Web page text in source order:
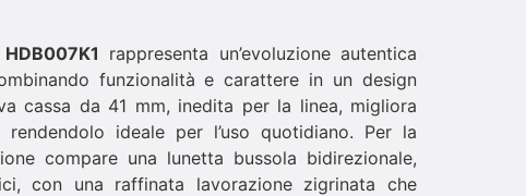
rappresenta un’evoluzione autentica
funzionalità e carattere in un design
cassa da 41 mm, inedita per la linea, migliora
ideale per l’uso quotidiano. Per la
compare una lunetta bussola bidirezionale,
con una raffinata lavorazione zigrinata che